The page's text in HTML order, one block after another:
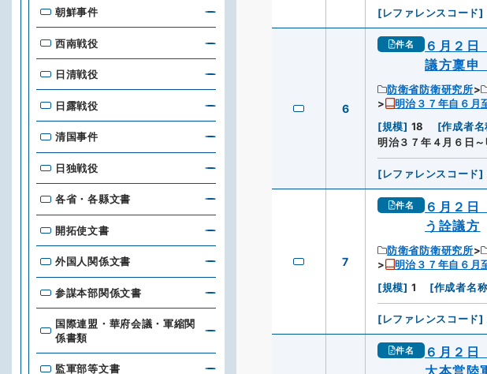
[レファレンスコード]
6
件名
６月２
議方稟申
防衛省防衛研究所
明治３７年自６
[規模] 18 [作成者名
明治３７年４月６日
[レファレンスコード]
7
件名
６月２
う詮議方
防衛省防衛研究所
明治３７年自６
[規模] 1 [作成者名
[レファレンスコード]
件名
６月２
大本営陸
朝鮮事件
西南戦役
日清戦役
日露戦役
清国事件
日独戦役
各省・各縣文書
開拓使文書
外国人関係文書
参謀本部関係文書
国際連盟・華府会議・軍縮関
係書類
監軍部等文書